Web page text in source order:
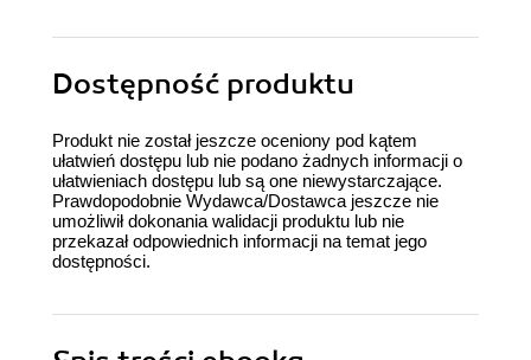
Dostępność produktu
Produkt nie został jeszcze oceniony pod kątem
ułatwień dostępu lub nie podano żadnych informacji o
ułatwieniach dostępu lub są one niewystarczające.
Prawdopodobnie Wydawca/Dostawca jeszcze nie
umożliwił dokonania walidacji produktu lub nie
przekazał odpowiednich informacji na temat jego
dostępności.